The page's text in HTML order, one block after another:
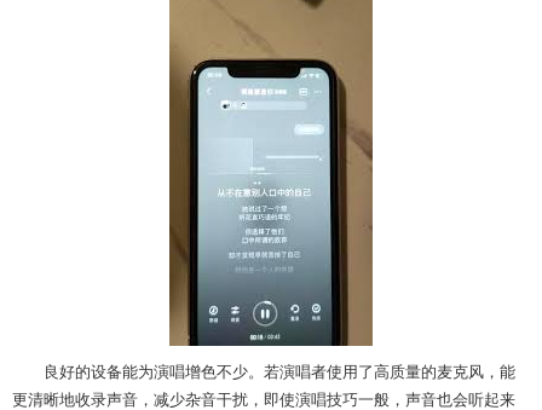
良好的设备能为演唱增色不少。若演唱者使用了高质量的麦克风，能
更清晰地收录声音，减少杂音干扰，即使演唱技巧一般，声音也会听起来